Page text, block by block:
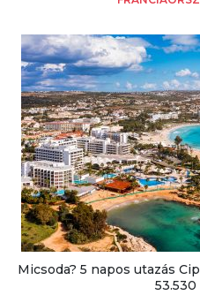
Micsoda? 5 napos utazás